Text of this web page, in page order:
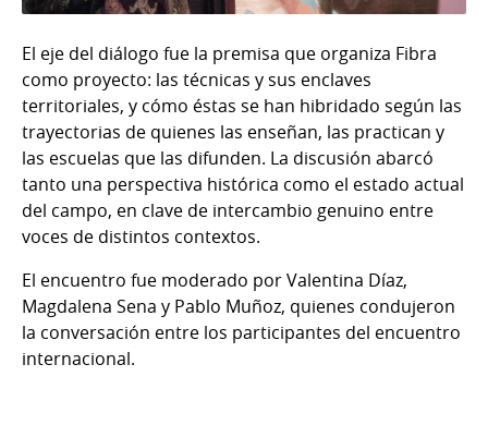
El eje del diálogo fue la premisa que organiza Fibra
como proyecto: las técnicas y sus enclaves
territoriales, y cómo éstas se han hibridado según las
trayectorias de quienes las enseñan, las practican y
las escuelas que las difunden. La discusión abarcó
tanto una perspectiva histórica como el estado actual
del campo, en clave de intercambio genuino entre
voces de distintos contextos.
El encuentro fue moderado por Valentina Díaz,
Magdalena Sena y Pablo Muñoz, quienes condujeron
la conversación entre los participantes del encuentro
internacional.